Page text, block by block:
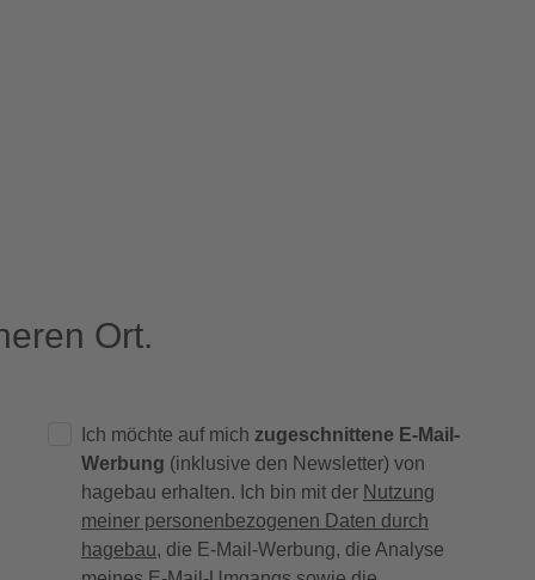
Ort.
Ich möchte auf mich zugeschnittene E-Mail-
Werbung (inklusive den Newsletter) von
hagebau erhalten. Ich bin mit der Nutzung
meiner personenbezogenen Daten durch
hagebau, die E-Mail-Werbung, die Analyse